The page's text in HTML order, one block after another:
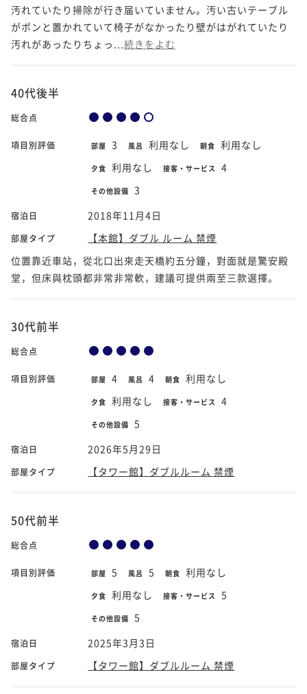
汚れていたり掃除が行き届いていません。汚い古いテーブル
がポンと置かれていて椅子がなかったり壁がはがれていたり
汚れがあったりちょっ... 続きをよむ
40代後半
総合点
項目別評価 部屋 3 風呂 利用なし 朝食 利用なし
夕食 利用なし 接客・サービス 4
その他設備 3
宿泊日 2018年11月4日
部屋タイプ
【本館】ダブル ルーム 禁煙
位置靠近車站，從北口出來走天橋約五分鐘，對面就是驚安殿
堂，但床與枕頭都非常非常軟，建議可提供兩至三款選擇。
30代前半
総合点
項目別評価 部屋 4 風呂 4 朝食 利用なし
夕食 利用なし 接客・サービス 4
その他設備 5
宿泊日 2026年5月29日
部屋タイプ 【タワー館】ダブルルーム 禁煙
50代前半
総合点
項目別評価 部屋 5 風呂 5 朝食 利用なし
夕食 利用なし 接客・サービス 5
その他設備 5
宿泊日 2025年3月3日
部屋タイプ 【タワー館】ダブルルーム 禁煙